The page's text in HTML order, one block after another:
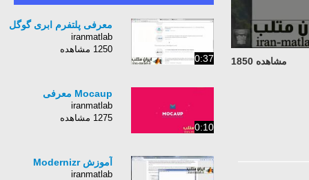
مشاهده 1850 0:37
معرفی پلتفرم ابری گوگل
iranmatlab
1250 مشاهده
0:10
Mocaup معرفی
iranmatlab
1275 مشاهده
آموزش Modernizr
iranmatlab